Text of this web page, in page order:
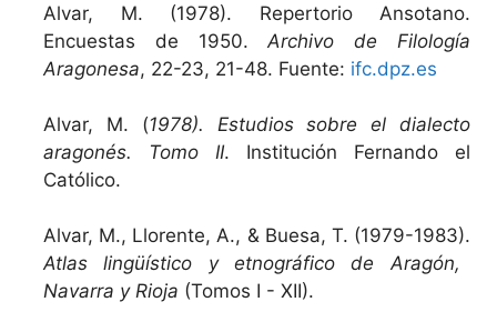
Alvar, M. (1978). Repertorio Ansotano.
Encuestas de 1950.Archivo de Filología
Aragonesa, 22-23, 21-48. Fuente: ifc.dpz.es
Alvar, M. (1978). Estudios sobre el dialecto
aragonés. Tomo II. Institución Fernando el
Católico.
Alvar, M., Llorente, A., & Buesa, T. (1979-1983).
Atlas lingüístico y etnográfico de Aragón,
Navarra y Rioja (Tomos I - XII).